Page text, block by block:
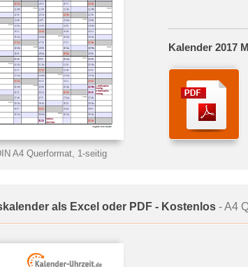
A4 Querformat, 1-seitig
Kalender 2017
als Excel oder PDF - Kostenlos - A4